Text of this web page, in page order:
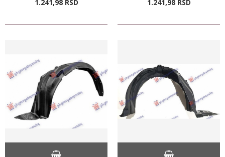
1.241,98 RSD 1.241,98 RSD